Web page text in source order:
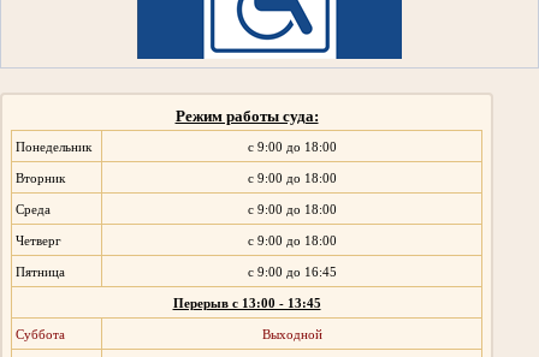
Режим работы суда:
Понедельник с 9:00 до 18:00
Вторник с 9:00 до 18:00
Среда с 9:00 до 18:00
Четверг с 9:00 до 18:00
Пятница с 9:00 до 16:45
Перерыв с 13:00 - 13:45
Суббота Выходной